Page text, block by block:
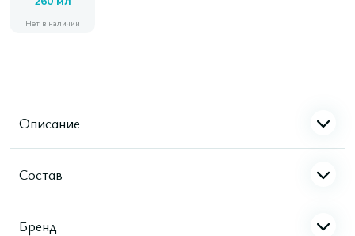
Нет в наличии
Описание
Состав
Бренд